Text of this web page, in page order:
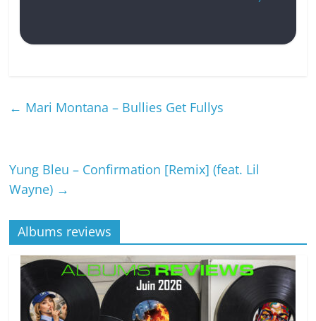
← Mari Montana – Bullies Get Fullys
Yung Bleu – Confirmation [Remix] (feat. Lil
Wayne) →
Albums reviews